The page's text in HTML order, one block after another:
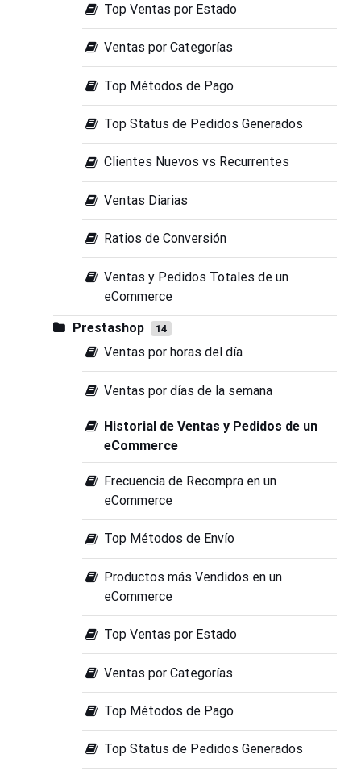
Top Ventas por Estado
Ventas por Categorías
Top Métodos de Pago
Top Status de Pedidos Generados
Clientes Nuevos vs Recurrentes
Ventas Diarias
Ratios de Conversión
Ventas y Pedidos Totales de un
eCommerce
Prestashop 14
Ventas por horas del día
Ventas por días de la semana
Historial de Ventas y Pedidos de un
eCommerce
Frecuencia de Recompra en un
eCommerce
Top Métodos de Envío
Productos más Vendidos en un
eCommerce
Top Ventas por Estado
Ventas por Categorías
Top Métodos de Pago
Top Status de Pedidos Generados